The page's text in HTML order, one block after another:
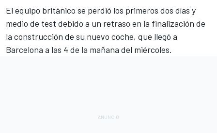
El equipo británico se perdió los primeros dos días y
medio de test debido a un retraso en la finalización de
la construcción de su nuevo coche, que llegó a
Barcelona a las 4 de la mañana del miércoles.